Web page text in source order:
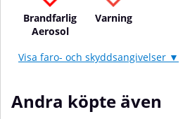
Brandfarlig
Aerosol
Varning
Visa faro- och skyddsangivelser ▼
Andra köpte även